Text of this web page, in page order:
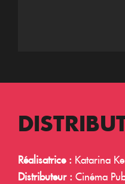
Réalisatrice : Katarina
Distributeur : Cinéma